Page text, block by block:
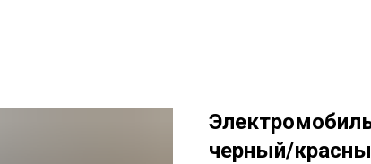
черный/